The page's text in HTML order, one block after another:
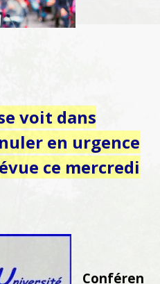
voit dans
en urgence
ce mercredi
Conféren